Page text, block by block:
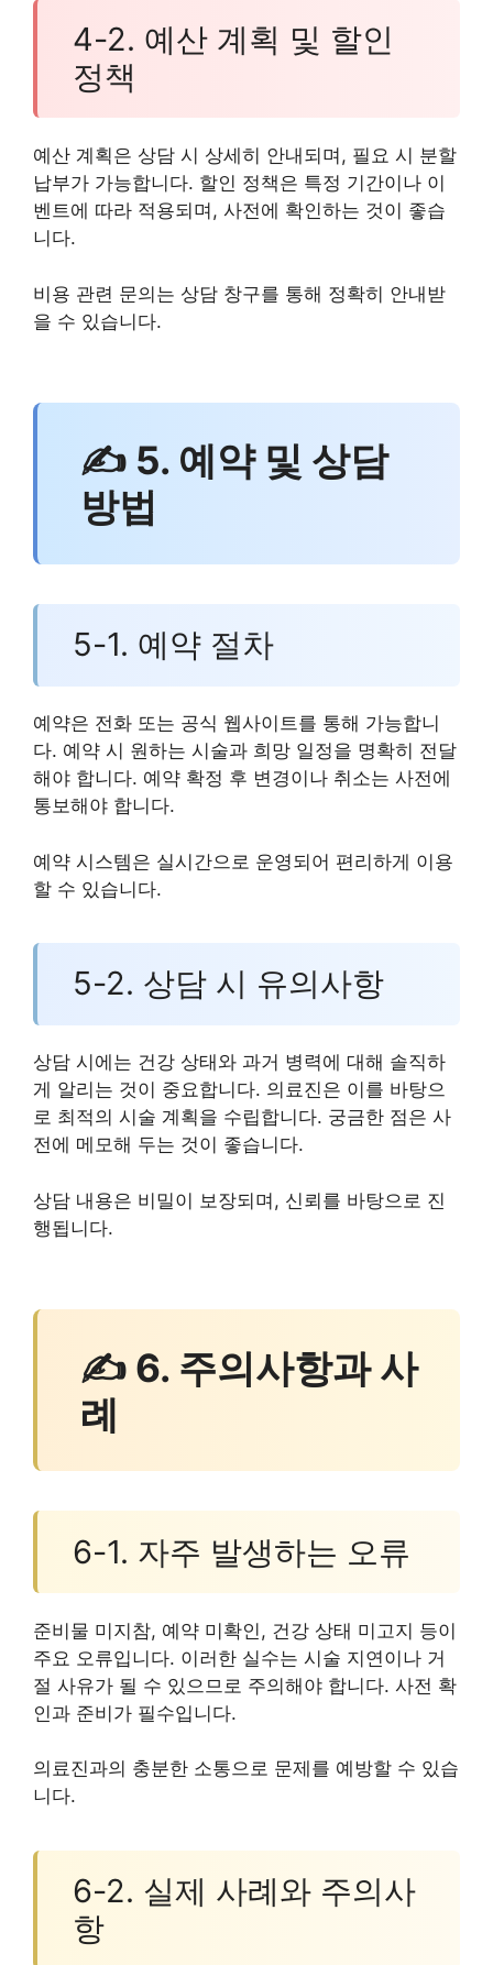
4-2. 예산 계획 및 할인
정책
예산 계획은 상담 시 상세히 안내되며, 필요 시 분할
납부가 가능합니다. 할인 정책은 특정 기간이나 이
벤트에 따라 적용되며, 사전에 확인하는 것이 좋습
니다.
비용 관련 문의는 상담 창구를 통해 정확히 안내받
을 수 있습니다.
✍ 5. 예약 및 상담
방법
5-1. 예약 절차
예약은 전화 또는 공식 웹사이트를 통해 가능합니
다. 예약 시 원하는 시술과 희망 일정을 명확히 전달
해야 합니다. 예약 확정 후 변경이나 취소는 사전에
통보해야 합니다.
예약 시스템은 실시간으로 운영되어 편리하게 이용
할 수 있습니다.
5-2. 상담 시 유의사항
상담 시에는 건강 상태와 과거 병력에 대해 솔직하
게 알리는 것이 중요합니다. 의료진은 이를 바탕으
로 최적의 시술 계획을 수립합니다. 궁금한 점은 사
전에 메모해 두는 것이 좋습니다.
상담 내용은 비밀이 보장되며, 신뢰를 바탕으로 진
행됩니다.
✍ 6. 주의사항과 사
례
6-1. 자주 발생하는 오류
준비물 미지참, 예약 미확인, 건강 상태 미고지 등이
주요 오류입니다. 이러한 실수는 시술 지연이나 거
절 사유가 될 수 있으므로 주의해야 합니다. 사전 확
인과 준비가 필수입니다.
의료진과의 충분한 소통으로 문제를 예방할 수 있습
니다.
6-2. 실제 사례와 주의사
항